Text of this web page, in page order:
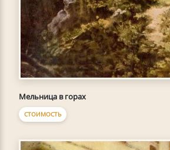
Мельница в горах
СТОИМОСТЬ